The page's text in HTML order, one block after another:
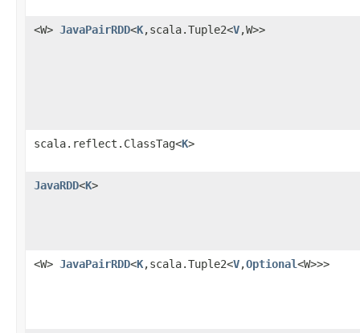
<W> JavaPairRDD<K,scala.Tuple2<V,W>>
scala.reflect.ClassTag<K>
JavaRDD<K>
<W> JavaPairRDD<K,scala.Tuple2<V,Optional<W>>>